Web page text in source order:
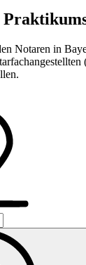
Notaren in